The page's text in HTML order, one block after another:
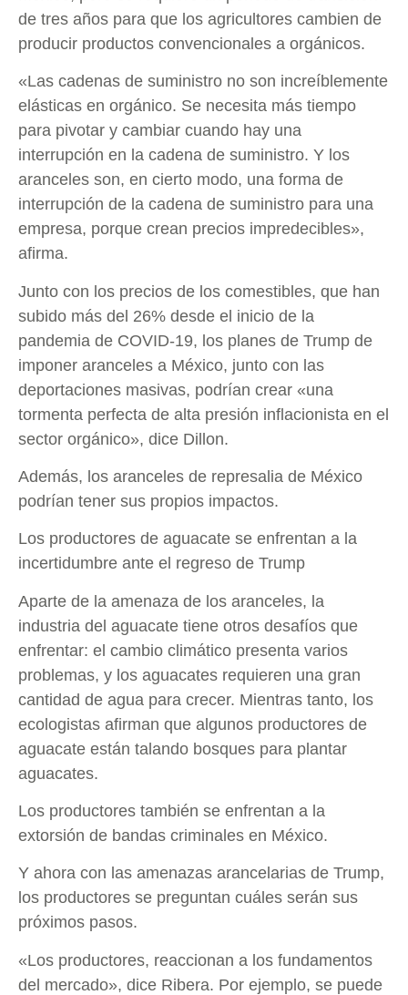
de tres años para que los agricultores cambien de
producir productos convencionales a orgánicos.
«Las cadenas de suministro no son increíblemente
elásticas en orgánico. Se necesita más tiempo
para pivotar y cambiar cuando hay una
interrupción en la cadena de suministro. Y los
aranceles son, en cierto modo, una forma de
interrupción de la cadena de suministro para una
empresa, porque crean precios impredecibles»,
afirma.
Junto con los precios de los comestibles, que han
subido más del 26% desde el inicio de la
pandemia de COVID-19, los planes de Trump de
imponer aranceles a México, junto con las
deportaciones masivas, podrían crear «una
tormenta perfecta de alta presión inflacionista en el
sector orgánico», dice Dillon.
Además, los aranceles de represalia de México
podrían tener sus propios impactos.
Los productores de aguacate se enfrentan a la
incertidumbre ante el regreso de Trump
Aparte de la amenaza de los aranceles, la
industria del aguacate tiene otros desafíos que
enfrentar: el cambio climático presenta varios
problemas, y los aguacates requieren una gran
cantidad de agua para crecer. Mientras tanto, los
ecologistas afirman que algunos productores de
aguacate están talando bosques para plantar
aguacates.
Los productores también se enfrentan a la
extorsión de bandas criminales en México.
Y ahora con las amenazas arancelarias de Trump,
los productores se preguntan cuáles serán sus
próximos pasos.
«Los productores, reaccionan a los fundamentos
del mercado», dice Ribera. Por ejemplo, se puede